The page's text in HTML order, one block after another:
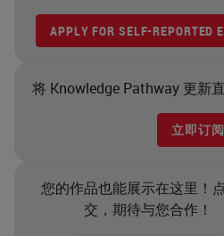
APPLY FOR SELF-REPORTED
将 Knowledge Pathway 更新
立即订
您的作品也能展示在这里！
交，期待与您合作！